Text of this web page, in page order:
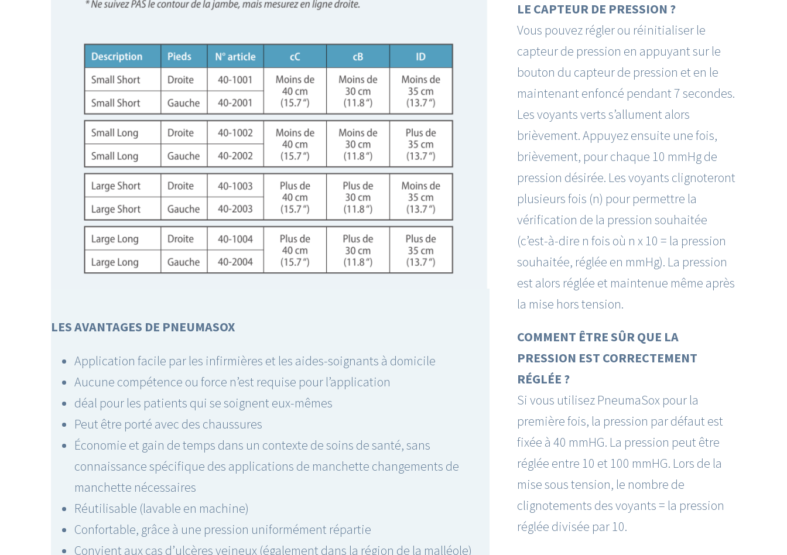
LES AVANTAGES DE PNEUMASOX
Application facile par les infirmières et les aides-soignants à domicile
Aucune compétence ou force n’est requise pour l’application
déal pour les patients qui se soignent eux-mêmes
Peut être porté avec des chaussures
Économie et gain de temps dans un contexte de soins de santé, sans
connaissance spécifique des applications de manchette changements de
manchette nécessaires
Réutilisable (lavable en machine)
Confortable, grâce à une pression uniformément répartie
Convient aux cas d’ulcères veineux (également dans la région de la malléole)
LE CAPTEUR DE PRESSION ?
Vous pouvez régler ou réinitialiser le
capteur de pression en appuyant sur le
bouton du capteur de pression et en le
maintenant enfoncé pendant 7 secondes.
Les voyants verts s’allument alors
brièvement. Appuyez ensuite une fois,
brièvement, pour chaque 10 mmHg de
pression désirée. Les voyants clignoteront
plusieurs fois (n) pour permettre la
vérification de la pression souhaitée
(c’est-à-dire n fois où n x 10 = la pression
souhaitée, réglée en mmHg). La pression
est alors réglée et maintenue même après
la mise hors tension.
COMMENT ÊTRE SÛR QUE LA
PRESSION EST CORRECTEMENT
RÉGLÉE ?
Si vous utilisez PneumaSox pour la
première fois, la pression par défaut est
fixée à 40 mmHG. La pression peut être
réglée entre 10 et 100 mmHG. Lors de la
mise sous tension, le nombre de
clignotements des voyants = la pression
réglée divisée par 10.